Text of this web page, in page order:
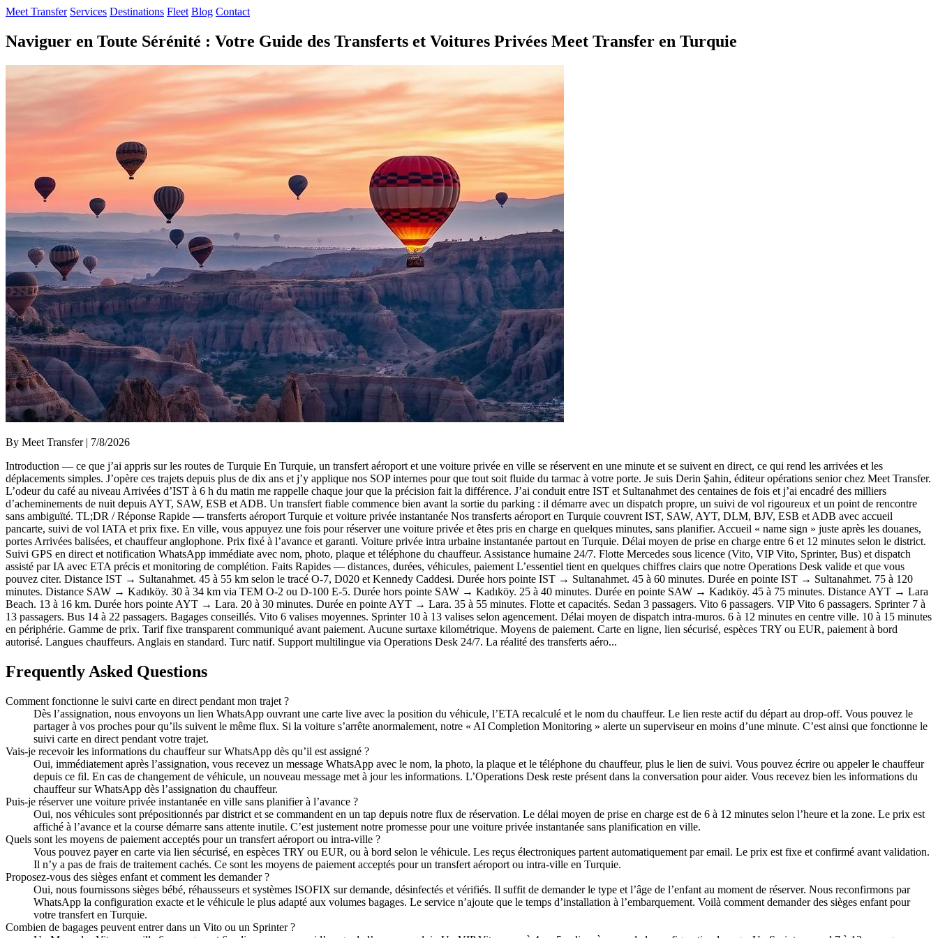
Meet Transfer Services Destinations Fleet Blog Contact
Naviguer en Toute Sérénité : Votre Guide des Transferts et Voitures Privées Meet Transfer en Turquie
By Meet Transfer | 7/8/2026
Introduction — ce que j’ai appris sur les routes de Turquie En Turquie, un transfert aéroport et une voiture privée en ville se réservent en une minute et se suivent en direct, ce qui rend les arrivées et les
déplacements simples. J’opère ces trajets depuis plus de dix ans et j’y applique nos SOP internes pour que tout soit fluide du tarmac à votre porte. Je suis Derin Şahin, éditeur opérations senior chez Meet Transfer.
L’odeur du café au niveau Arrivées d’IST à 6 h du matin me rappelle chaque jour que la précision fait la différence. J’ai conduit entre IST et Sultanahmet des centaines de fois et j’ai encadré des milliers
d’acheminements de nuit depuis AYT, SAW, ESB et ADB. Un transfert fiable commence bien avant la sortie du parking : il démarre avec un dispatch propre, un suivi de vol rigoureux et un point de rencontre
sans ambiguïté. TL;DR / Réponse Rapide — transferts aéroport Turquie et voiture privée instantanée Nos transferts aéroport en Turquie couvrent IST, SAW, AYT, DLM, BJV, ESB et ADB avec accueil
pancarte, suivi de vol IATA et prix fixe. En ville, vous appuyez une fois pour réserver une voiture privée et êtes pris en charge en quelques minutes, sans planifier. Accueil « name sign » juste après les douanes,
portes Arrivées balisées, et chauffeur anglophone. Prix fixé à l’avance et garanti. Voiture privée intra urbaine instantanée partout en Turquie. Délai moyen de prise en charge entre 6 et 12 minutes selon le district.
Suivi GPS en direct et notification WhatsApp immédiate avec nom, photo, plaque et téléphone du chauffeur. Assistance humaine 24/7. Flotte Mercedes sous licence (Vito, VIP Vito, Sprinter, Bus) et dispatch
assisté par IA avec ETA précis et monitoring de complétion. Faits Rapides — distances, durées, véhicules, paiement L’essentiel tient en quelques chiffres clairs que notre Operations Desk valide et que vous
pouvez citer. Distance IST → Sultanahmet. 45 à 55 km selon le tracé O‑7, D020 et Kennedy Caddesi. Durée hors pointe IST → Sultanahmet. 45 à 60 minutes. Durée en pointe IST → Sultanahmet. 75 à 120
minutes. Distance SAW → Kadıköy. 30 à 34 km via TEM O‑2 ou D‑100 E‑5. Durée hors pointe SAW → Kadıköy. 25 à 40 minutes. Durée en pointe SAW → Kadıköy. 45 à 75 minutes. Distance AYT → Lara
Beach. 13 à 16 km. Durée hors pointe AYT → Lara. 20 à 30 minutes. Durée en pointe AYT → Lara. 35 à 55 minutes. Flotte et capacités. Sedan 3 passagers. Vito 6 passagers. VIP Vito 6 passagers. Sprinter 7 à
13 passagers. Bus 14 à 22 passagers. Bagages conseillés. Vito 6 valises moyennes. Sprinter 10 à 13 valises selon agencement. Délai moyen de dispatch intra‑muros. 6 à 12 minutes en centre ville. 10 à 15 minutes
en périphérie. Gamme de prix. Tarif fixe transparent communiqué avant paiement. Aucune surtaxe kilométrique. Moyens de paiement. Carte en ligne, lien sécurisé, espèces TRY ou EUR, paiement à bord
autorisé. Langues chauffeurs. Anglais en standard. Turc natif. Support multilingue via Operations Desk 24/7. La réalité des transferts aéro...
Frequently Asked Questions
Comment fonctionne le suivi carte en direct pendant mon trajet ?
Dès l’assignation, nous envoyons un lien WhatsApp ouvrant une carte live avec la position du véhicule, l’ETA recalculé et le nom du chauffeur. Le lien reste actif du départ au drop‑off. Vous pouvez le
partager à vos proches pour qu’ils suivent le même flux. Si la voiture s’arrête anormalement, notre « AI Completion Monitoring » alerte un superviseur en moins d’une minute. C’est ainsi que fonctionne le
suivi carte en direct pendant votre trajet.
Vais‑je recevoir les informations du chauffeur sur WhatsApp dès qu’il est assigné ?
Oui, immédiatement après l’assignation, vous recevez un message WhatsApp avec le nom, la photo, la plaque et le téléphone du chauffeur, plus le lien de suivi. Vous pouvez écrire ou appeler le chauffeur
depuis ce fil. En cas de changement de véhicule, un nouveau message met à jour les informations. L’Operations Desk reste présent dans la conversation pour aider. Vous recevez bien les informations du
chauffeur sur WhatsApp dès l’assignation du chauffeur.
Puis‑je réserver une voiture privée instantanée en ville sans planifier à l’avance ?
Oui, nos véhicules sont prépositionnés par district et se commandent en un tap depuis notre flux de réservation. Le délai moyen de prise en charge est de 6 à 12 minutes selon l’heure et la zone. Le prix est
affiché à l’avance et la course démarre sans attente inutile. C’est justement notre promesse pour une voiture privée instantanée sans planification en ville.
Quels sont les moyens de paiement acceptés pour un transfert aéroport ou intra‑ville ?
Vous pouvez payer en carte via lien sécurisé, en espèces TRY ou EUR, ou à bord selon le véhicule. Les reçus électroniques partent automatiquement par email. Le prix est fixe et confirmé avant validation.
Il n’y a pas de frais de traitement cachés. Ce sont les moyens de paiement acceptés pour un transfert aéroport ou intra‑ville en Turquie.
Proposez‑vous des sièges enfant et comment les demander ?
Oui, nous fournissons sièges bébé, réhausseurs et systèmes ISOFIX sur demande, désinfectés et vérifiés. Il suffit de demander le type et l’âge de l’enfant au moment de réserver. Nous reconfirmons par
WhatsApp la configuration exacte et le véhicule le plus adapté aux volumes bagages. Le service n’ajoute que le temps d’installation à l’embarquement. Voilà comment demander des sièges enfant pour
votre transfert en Turquie.
Combien de bagages peuvent entrer dans un Vito ou un Sprinter ?